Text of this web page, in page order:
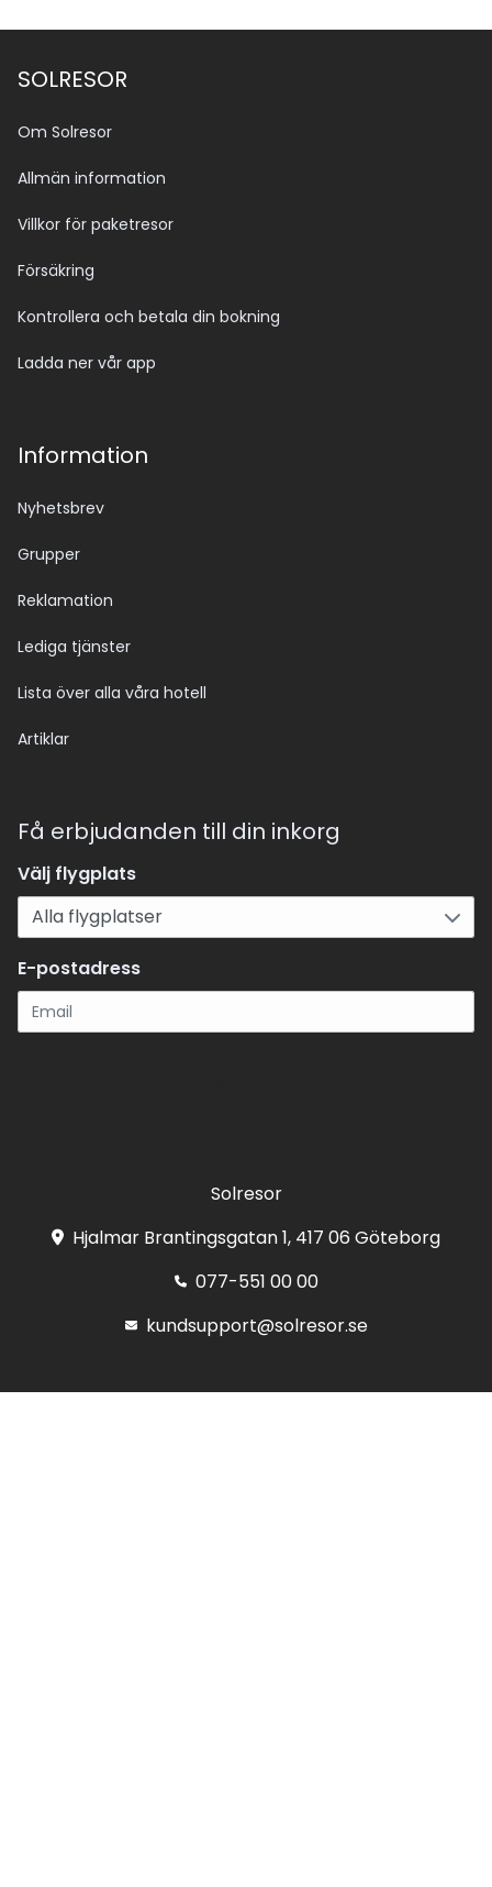
SOLRESOR
Om Solresor
Allmän information
Villkor för paketresor
Försäkring
Kontrollera och betala din bokning
Ladda ner vår app
Information
Nyhetsbrev
Grupper
Reklamation
Lediga tjänster
Lista över alla våra hotell
Artiklar
Få erbjudanden till din inkorg
Välj flygplats
E-postadress
Solresor
Hjalmar Brantingsgatan 1, 417 06 Göteborg
077-551 00 00
kundsupport@solresor.se